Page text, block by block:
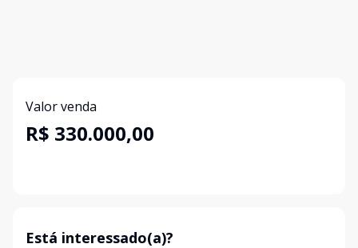
Valor venda
R$ 330.000,00
Está interessado(a)?